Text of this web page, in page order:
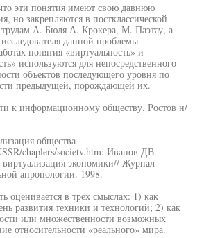
эти понятия имеют свою давнюю
но закрепляются в постклассической
А. Бюля А. Крокера, М. Паэтау, а
данной проблемы -
понятия «виртуальность» и
используются для непосредственного
объектов последующего уровня по
предыдущей, порождающей их.
к информационному обществу. Ростов н/
общества -
chaplers/societv.htm: Иванов ДВ.
экономики// Журнал
апропологии. 1998.
оценивается в трех смыслах: 1) как
развития техники и технологий; 2) как
или множественности возможных
относительности «реального» мира.